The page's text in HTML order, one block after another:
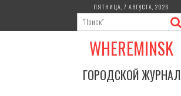
содержимому
ПЯТНИЦА, 7 АВГУСТА, 2026
WHEREMINSK
ГОРОДСКОЙ ЖУРНАЛ